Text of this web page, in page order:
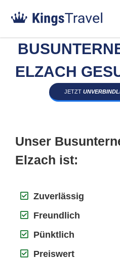
ELZACH
JETZT
Unser
Elzach ist:
Zuverlässig
Freundlich
Pünktlich
Preiswert